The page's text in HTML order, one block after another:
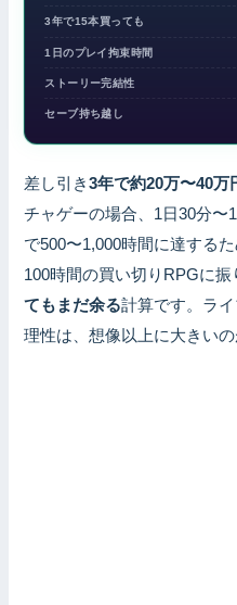
3年で15本買っても
1日のプレイ拘束時間
ストーリー完結性
セーブ持ち越し
差し引き3年で約20万〜40万
チャゲーの場合、1日30分〜
で500〜1,000時間に達する
100時間の買い切りRPGに振
てもまだ余る計算です。ラ
理性は、想像以上に大きいの